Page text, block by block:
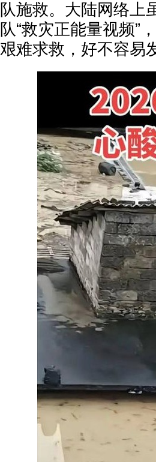
队施救。大陆网络上
队“救灾正能量视频”
艰难求救，好不容易